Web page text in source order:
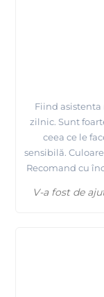
Fiind asistenta
zilnic. Sunt
ceea ce le
sensibilă.
Recomand cu
V-a fost de